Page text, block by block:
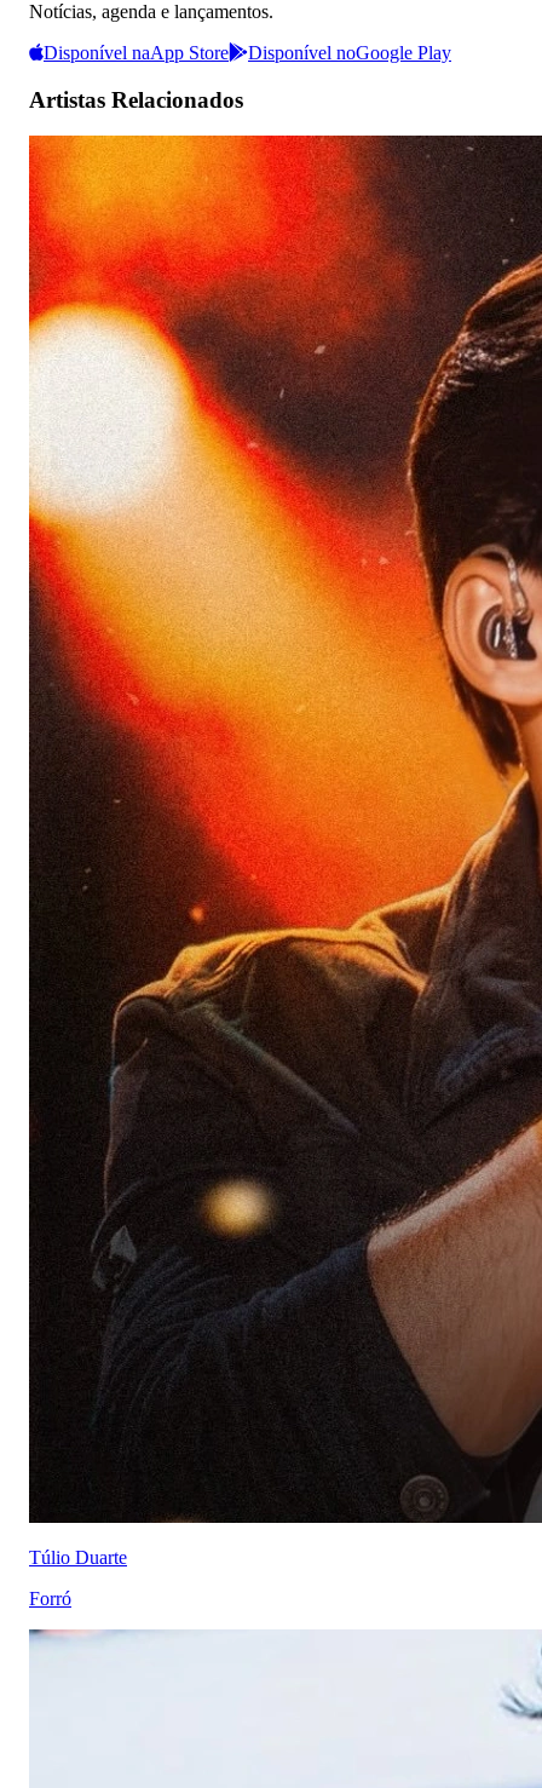
Notícias, agenda e lançamentos.
Disponível naApp Store Disponível noGoogle Play
Artistas Relacionados
Túlio Duarte
Forró